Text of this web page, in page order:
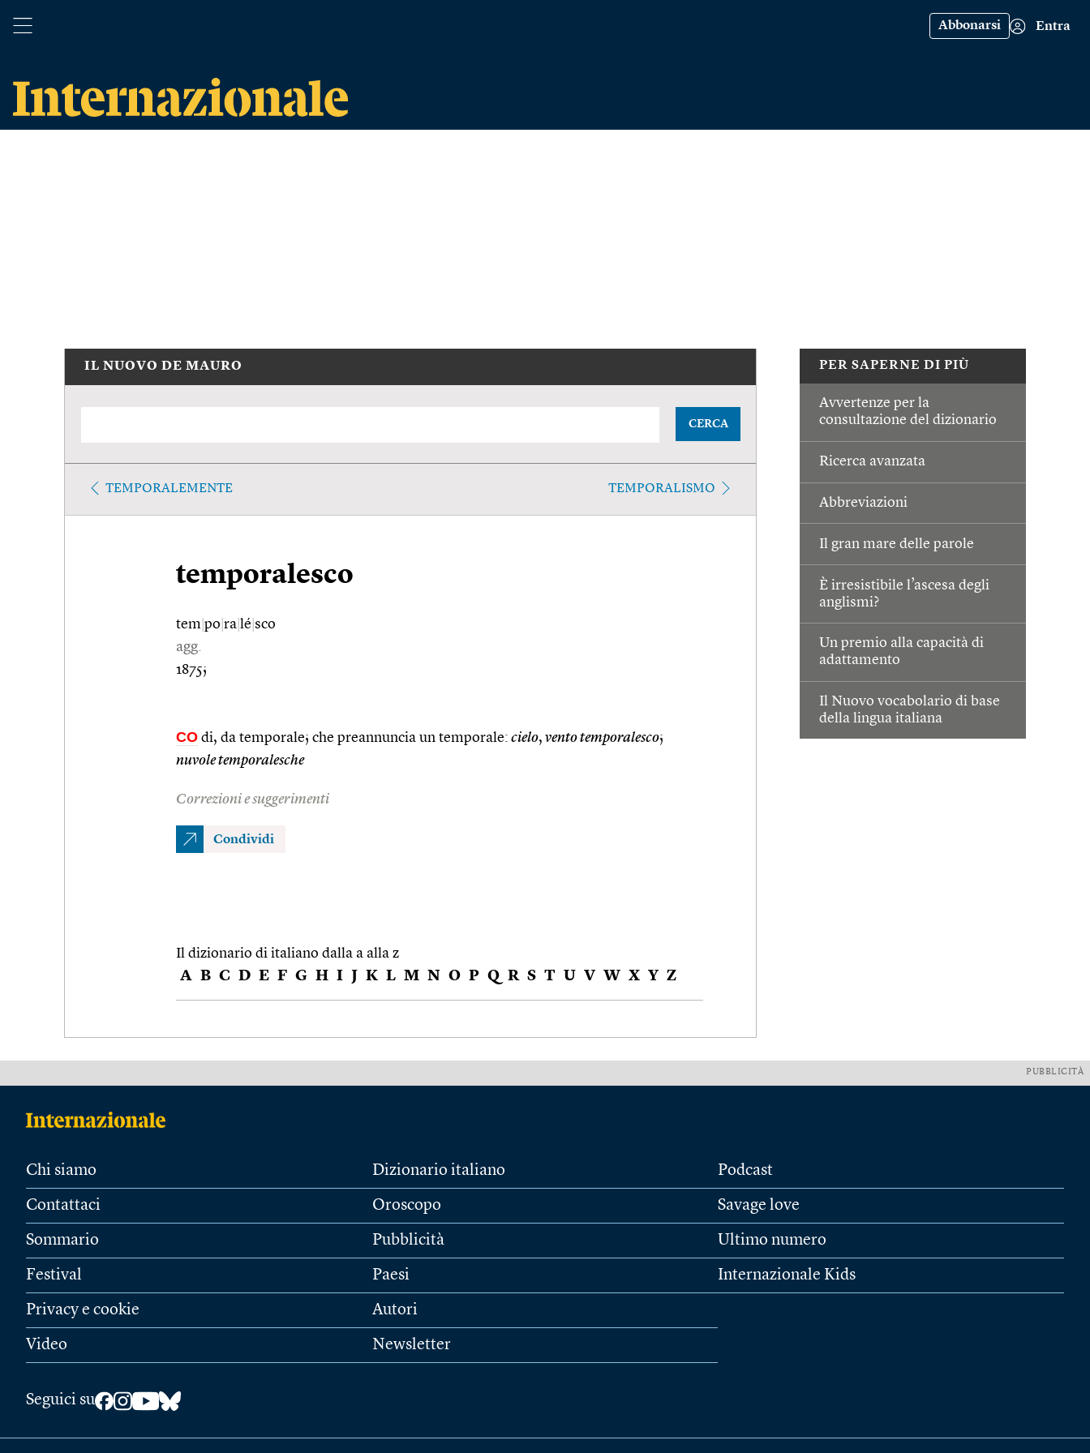
Abbonarsi Entra
PER SAPERNE DI PIÙ
Avvertenze per la
consultazione del dizionario
Ricerca avanzata
Abbreviazioni
Il gran mare delle parole
È irresistibile l’ascesa degli
anglismi?
Un premio alla capacità di
adattamento
Il Nuovo vocabolario di base
della lingua italiana
IL NUOVO DE MAURO
CERCA
TEMPORALEMENTE TEMPORALISMO
temporalesco
tem po ra lé sco
agg.
1875;
CO di, da temporale; che preannuncia un temporale: cielo, vento temporalesco;
nuvole temporalesche
Correzioni e suggerimenti
Condividi
Il dizionario di italiano dalla a alla z
A B C D E F G H I J K L M N O P Q R S T U V W X Y Z
PUBBLICITÀ
Chi siamo
Contattaci
Sommario
Festival
Privacy e cookie
Video
Dizionario italiano
Oroscopo
Pubblicità
Paesi
Autori
Newsletter
Podcast
Savage love
Ultimo numero
Internazionale Kids
Seguici su